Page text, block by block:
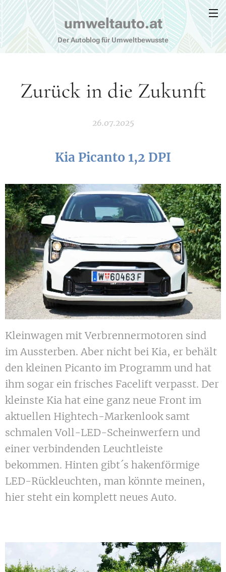
umweltauto.at
Der Autoblog für Umweltbewusste
Zurück in die Zukunft
26.07.2025
Kia Picanto 1,2 DPI
Kleinwagen mit Verbrennermotoren sind
im Aussterben. Aber nicht bei Kia, er behält
den kleinen Picanto im Programm und hat
ihm sogar ein frisches Facelift verpasst. Der
kleinste Kia hat eine ganz neue Front im
aktuellen Hightech-Markenlook samt
schmalen Voll-LED-Scheinwerfern und
einer verbindenden Leuchtleiste
bekommen. Hinten gibt´s hakenförmige
LED-Rückleuchten, man könnte meinen,
hier steht ein komplett neues Auto.